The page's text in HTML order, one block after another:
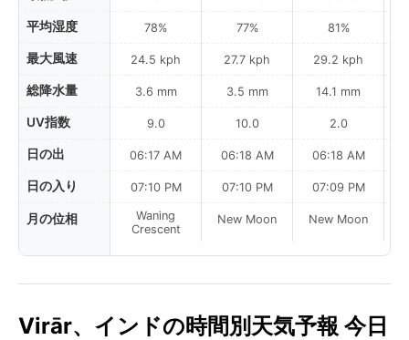
平均湿度
最大風速
総降水量
UV指数
日の出
日の入り
月の位相
78%
24.5 kph
3.6 mm
9.0
06:17 AM
07:10 PM
Waning
Crescent
77%
27.7 kph
3.5 mm
10.0
06:18 AM
07:10 PM
New Moon
81%
29.2 kph
14.1 mm
2.0
06:18 AM
07:09 PM
New Moon
Virār、インドの時間別天気予報 今日